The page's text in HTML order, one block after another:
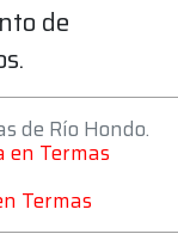
de
de Río Hondo.
en Termas
Termas